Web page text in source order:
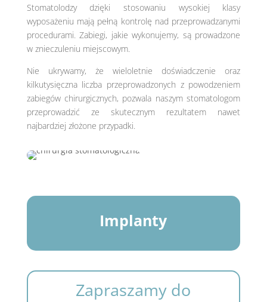
Stomatolodzy dzięki stosowaniu wysokiej klasy
wyposażeniu mają pełną kontrolę nad przeprowadzanymi
procedurami. Zabiegi, jakie wykonujemy, są prowadzone
w znieczuleniu miejscowym.
Nie ukrywamy, że wieloletnie doświadczenie oraz
kilkutysięczna liczba przeprowadzonych z powodzeniem
zabiegów chirurgicznych, pozwala naszym stomatologom
przeprowadzić ze skutecznym rezultatem nawet
najbardziej złożone przypadki.
Implanty
Zapraszamy do